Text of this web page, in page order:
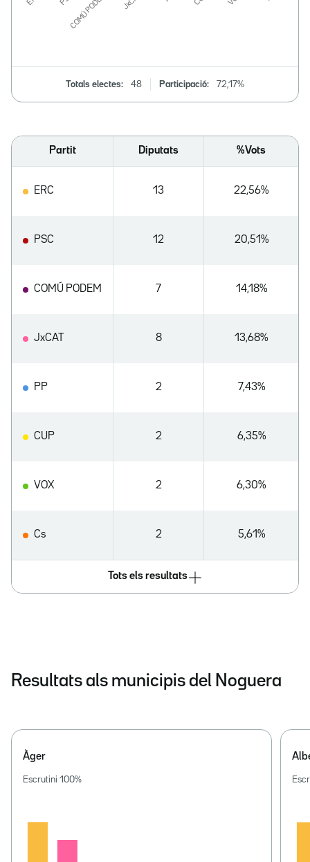
Totals electes: 48 Participació: 72,17%
Partit Diputats %Vots
ERC 13 22,56%
PSC 12 20,51%
COMÚ PODEM 7 14,18%
JxCAT 8 13,68%
PP 2 7,43%
CUP 2 6,35%
VOX 2 6,30%
Cs 2 5,61%
Tots els resultats
Resultats als municipis del Noguera
Àger
Escrutini 100%